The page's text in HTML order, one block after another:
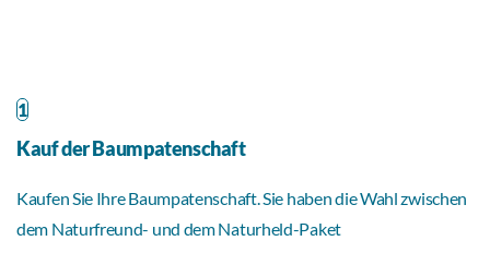
1
Kauf der Baumpatenschaft
Kaufen Sie Ihre Baumpatenschaft. Sie haben die Wahl zwischen
dem Naturfreund- und dem Naturheld-Paket